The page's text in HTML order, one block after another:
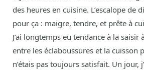
des heures en cuisine. L’escalope de
pour ça : maigre, tendre, et prête à
J’ai longtemps eu tendance à la saisir
entre les éclaboussures et la cuisson
n’étais pas toujours satisfait. Un jour,